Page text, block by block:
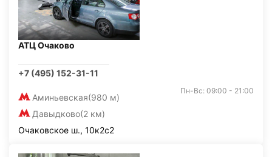
АТЦ Очаково
+7 (495) 152-31-11
Аминьевская(980 м)
Давыдково(2 км)
Пн-Вс: 09:00 - 21:00
Очаковское ш., 10к2с2